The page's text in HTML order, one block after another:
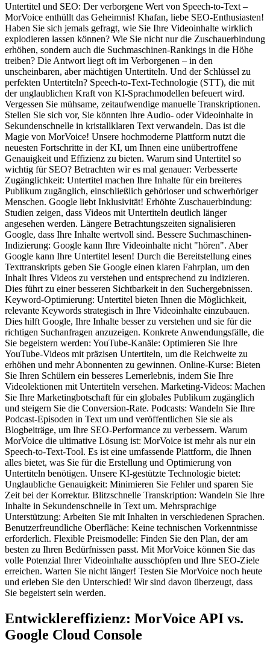
Untertitel und SEO: Der verborgene Wert von Speech-to-Text –
MorVoice enthüllt das Geheimnis! Khafan, liebe SEO-Enthusiasten!
Haben Sie sich jemals gefragt, wie Sie Ihre Videoinhalte wirklich
explodieren lassen können? Wie Sie nicht nur die Zuschauerbindung
erhöhen, sondern auch die Suchmaschinen-Rankings in die Höhe
treiben? Die Antwort liegt oft im Verborgenen – in den
unscheinbaren, aber mächtigen Untertiteln. Und der Schlüssel zu
perfekten Untertiteln? Speech-to-Text-Technologie (STT), die mit
der unglaublichen Kraft von KI-Sprachmodellen befeuert wird.
Vergessen Sie mühsame, zeitaufwendige manuelle Transkriptionen.
Stellen Sie sich vor, Sie könnten Ihre Audio- oder Videoinhalte in
Sekundenschnelle in kristallklaren Text verwandeln. Das ist die
Magie von MorVoice! Unsere hochmoderne Plattform nutzt die
neuesten Fortschritte in der KI, um Ihnen eine unübertroffene
Genauigkeit und Effizienz zu bieten. Warum sind Untertitel so
wichtig für SEO? Betrachten wir es mal genauer: Verbesserte
Zugänglichkeit: Untertitel machen Ihre Inhalte für ein breiteres
Publikum zugänglich, einschließlich gehörloser und schwerhöriger
Menschen. Google liebt Inklusivität! Erhöhte Zuschauerbindung:
Studien zeigen, dass Videos mit Untertiteln deutlich länger
angesehen werden. Längere Betrachtungszeiten signalisieren
Google, dass Ihre Inhalte wertvoll sind. Bessere Suchmaschinen-
Indizierung: Google kann Ihre Videoinhalte nicht "hören". Aber
Google kann Ihre Untertitel lesen! Durch die Bereitstellung eines
Texttranskripts geben Sie Google einen klaren Fahrplan, um den
Inhalt Ihres Videos zu verstehen und entsprechend zu indizieren.
Dies führt zu einer besseren Sichtbarkeit in den Suchergebnissen.
Keyword-Optimierung: Untertitel bieten Ihnen die Möglichkeit,
relevante Keywords strategisch in Ihre Videoinhalte einzubauen.
Dies hilft Google, Ihre Inhalte besser zu verstehen und sie für die
richtigen Suchanfragen anzuzeigen. Konkrete Anwendungsfälle, die
Sie begeistern werden: YouTube-Kanäle: Optimieren Sie Ihre
YouTube-Videos mit präzisen Untertiteln, um die Reichweite zu
erhöhen und mehr Abonnenten zu gewinnen. Online-Kurse: Bieten
Sie Ihren Schülern ein besseres Lernerlebnis, indem Sie Ihre
Videolektionen mit Untertiteln versehen. Marketing-Videos: Machen
Sie Ihre Marketingbotschaft für ein globales Publikum zugänglich
und steigern Sie die Conversion-Rate. Podcasts: Wandeln Sie Ihre
Podcast-Episoden in Text um und veröffentlichen Sie sie als
Blogbeiträge, um Ihre SEO-Performance zu verbessern. Warum
MorVoice die ultimative Lösung ist: MorVoice ist mehr als nur ein
Speech-to-Text-Tool. Es ist eine umfassende Plattform, die Ihnen
alles bietet, was Sie für die Erstellung und Optimierung von
Untertiteln benötigen. Unsere KI-gestützte Technologie bietet:
Unglaubliche Genauigkeit: Minimieren Sie Fehler und sparen Sie
Zeit bei der Korrektur. Blitzschnelle Transkription: Wandeln Sie Ihre
Inhalte in Sekundenschnelle in Text um. Mehrsprachige
Unterstützung: Arbeiten Sie mit Inhalten in verschiedenen Sprachen.
Benutzerfreundliche Oberfläche: Keine technischen Vorkenntnisse
erforderlich. Flexible Preismodelle: Finden Sie den Plan, der am
besten zu Ihren Bedürfnissen passt. Mit MorVoice können Sie das
volle Potenzial Ihrer Videoinhalte ausschöpfen und Ihre SEO-Ziele
erreichen. Warten Sie nicht länger! Testen Sie MorVoice noch heute
und erleben Sie den Unterschied! Wir sind davon überzeugt, dass
Sie begeistert sein werden.
Entwicklereffizienz: MorVoice API vs.
Google Cloud Console